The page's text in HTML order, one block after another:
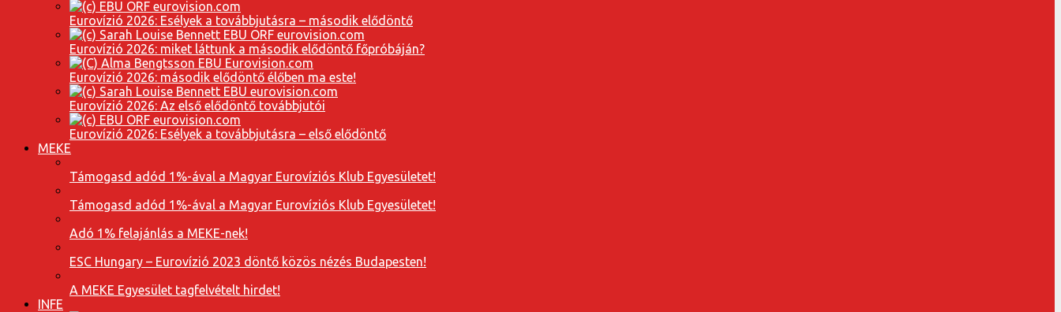
Eurovízió 2026: Esélyek a továbbjutásra – második elődöntő
Eurovízió 2026: miket láttunk a második elődöntő főpróbáján?
Eurovízió 2026: második elődöntő élőben ma este!
Eurovízió 2026: Az első elődöntő továbbjutói
Eurovízió 2026: Esélyek a továbbjutásra – első elődöntő
MEKE
Támogasd adód 1%-ával a Magyar Eurovíziós Klub Egyesületet!
Támogasd adód 1%-ával a Magyar Eurovíziós Klub Egyesületet!
Adó 1% felajánlás a MEKE-nek!
ESC Hungary – Eurovízió 2023 döntő közös nézés Budapesten!
A MEKE Egyesület tagfelvételt hirdet!
INFE